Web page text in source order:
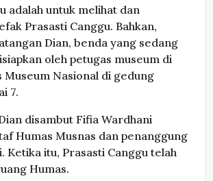
adalah untuk melihat dan
Prasasti Canggu. Bahkan,
Dian, benda yang sedang
oleh petugas museum di
Museum Nasional di gedung
7.
disambut Fifia Wardhani
Humas Musnas dan penanggung
Ketika itu, Prasasti Canggu telah
Humas.